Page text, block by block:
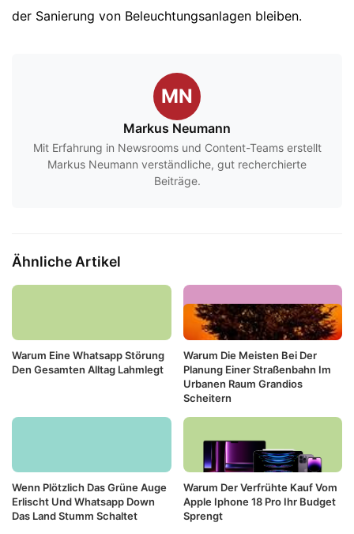
der Sanierung von Beleuchtungsanlagen bleiben.
MN
Markus Neumann
Mit Erfahrung in Newsrooms und Content-Teams erstellt
Markus Neumann verständliche, gut recherchierte
Beiträge.
Ähnliche Artikel
Warum Eine Whatsapp Störung
Den Gesamten Alltag Lahmlegt
Warum Die Meisten Bei Der
Planung Einer Straßenbahn Im
Urbanen Raum Grandios
Scheitern
Wenn Plötzlich Das Grüne Auge
Erlischt Und Whatsapp Down
Das Land Stumm Schaltet
Warum Der Verfrühte Kauf Vom
Apple Iphone 18 Pro Ihr Budget
Sprengt